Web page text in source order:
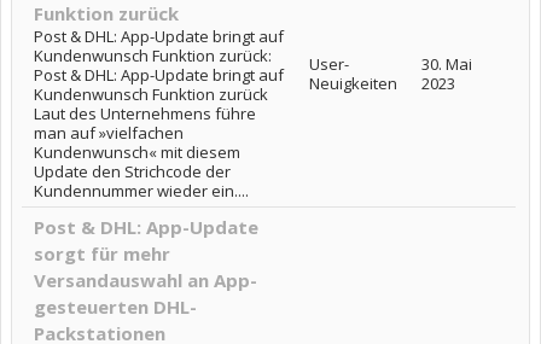
Funktion zurück
Post & DHL: App-Update bringt auf
Kundenwunsch Funktion zurück:
Post & DHL: App-Update bringt auf
Kundenwunsch Funktion zurück
Laut des Unternehmens führe
man auf »vielfachen
Kundenwunsch« mit diesem
Update den Strichcode der
Kundennummer wieder ein....
User-
Neuigkeiten
30. Mai
2023
Post & DHL: App-Update
sorgt für mehr
Versandauswahl an App-
gesteuerten DHL-
Packstationen